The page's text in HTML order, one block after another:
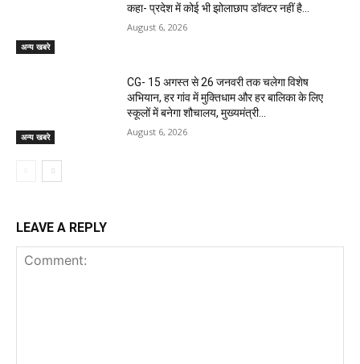
अन्य खबरे
कहा- प्रदेश में कोई भी झोलाछाप डॉक्टर नहीं है…
August 6, 2026
अन्य खबरे
CG- 15 अगस्त से 26 जनवरी तक चलेगा विशेष
अभियान, हर गांव में मुक्तिधाम और हर बालिका के लिए
स्कूलों में बनेगा शौचालय, मुख्यमंत्री...
August 6, 2026
LEAVE A REPLY